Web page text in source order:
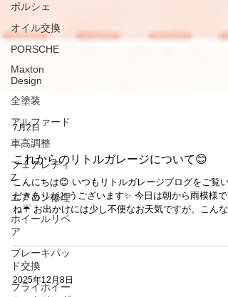
ポルシェ
オイル交換
PORSCHE
Maxton
Design
全塗装
アルファード
車高調整
フェアレディ
Z
エアコン修理
ホイールリペ
ア
ブレーキパッ
ド交換
フライホイー
7月2日
これからのリトルガレージについて😊
こんにちは😊 いつもリトルガレージブログをご覧い
だきありがとうございます✨ 今日は朝から雨模様で
ね☔ お出かけには少し不便なお天気ですが、こんな
いかもしれません😊 さて、リトルガレージでは現在
お客様により快適にご利用いただける環境づくりに
けて、さまざまな準備を進めています🔧✨ 今後、作